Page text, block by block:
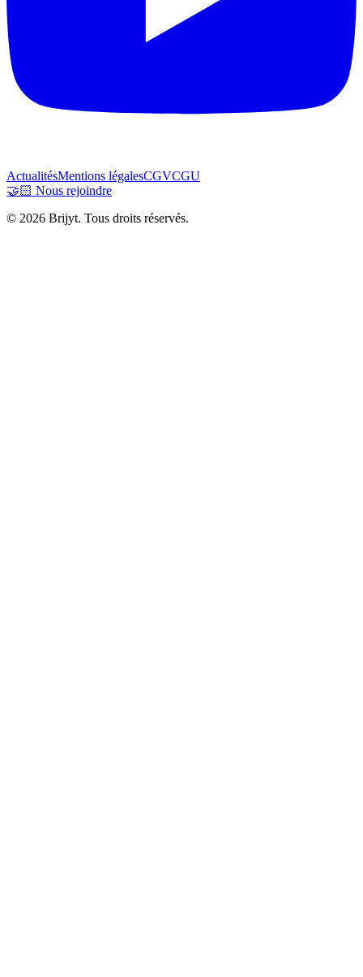
ActualitésMentions légalesCGVCGU
🤝🏻 Nous rejoindre
© 2026 Brijyt. Tous droits réservés.